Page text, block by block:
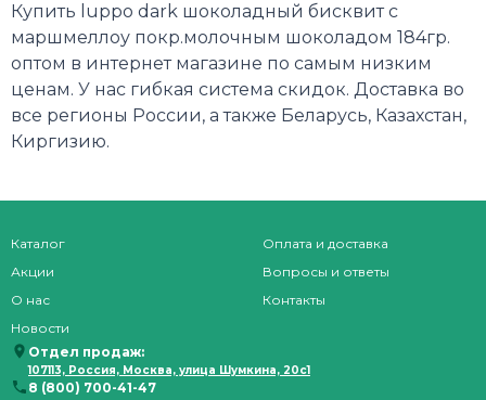
Купить luppo dark шоколадный бисквит с
маршмеллоу покр.молочным шоколадом 184гр.
оптом в интернет магазине по самым низким
ценам. У нас гибкая система скидок. Доставка во
все регионы России, а также Беларусь, Казахстан,
Киргизию.
Каталог
Акции
О нас
Новости
Оплата и доставка
Вопросы и ответы
Контакты
Отдел продаж:
107113, Россия, Москва, улица Шумкина, 20с1
8 (800) 700-41-47